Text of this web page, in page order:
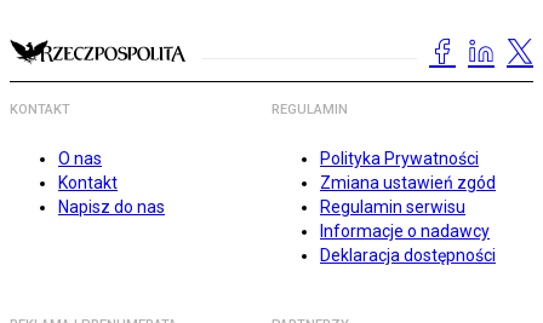
KONTAKT
O nas
Kontakt
Napisz do nas
REGULAMIN
Polityka Prywatności
Zmiana ustawień zgód
Regulamin serwisu
Informacje o nadawcy
Deklaracja dostępności